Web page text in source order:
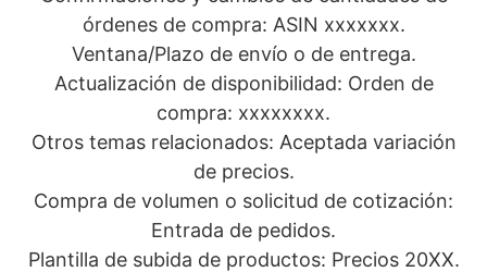
órdenes de compra: ASIN xxxxxxx.
Ventana/Plazo de envío o de entrega.
Actualización de disponibilidad: Orden de
compra: xxxxxxxx.
Otros temas relacionados: Aceptada variación
de precios.
Compra de volumen o solicitud de cotización:
Entrada de pedidos.
Plantilla de subida de productos: Precios 20XX.